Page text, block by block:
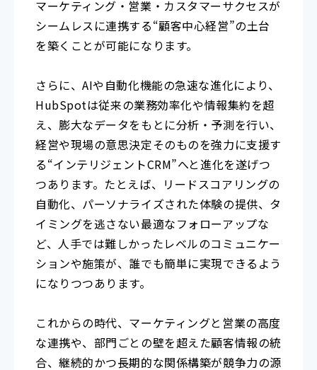
マーケティング・営業・カスタマーサクセスが
シームレスに連携する“顧客中心経営”の土台
を築くことが可能になります。
さらに、AIや自動化機能の急速な進化により、
HubSpotは従来の業務効率化や情報集約を超
え、膨大なデータをもとに分析・予測を行い、
経営や現場の意思決定そのものを強力に支援す
る“インテリジェントCRM”へと進化を遂げつ
つあります。たとえば、リードスコアリングの
自動化、パーソナライズされた体験の提供、タ
イミングを逃さない最適なフォローアップな
ど、人手では難しかったレベルのコミュニケー
ションや施策が、誰でも簡単に実現できるよう
になりつつあります。
これからの時代、マーケティングと営業の高度
な連携や、部門ごとの壁を超えた顧客情報の統
合、継続的かつ長期的な関係構築が競争力の源